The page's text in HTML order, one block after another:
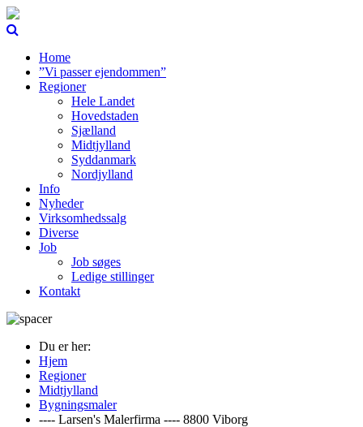
Home
”Vi passer ejendommen”
Regioner
Hele Landet
Hovedstaden
Sjælland
Midtjylland
Syddanmark
Nordjylland
Info
Nyheder
Virksomhedssalg
Diverse
Job
Job søges
Ledige stillinger
Kontakt
Du er her:
Hjem
Regioner
Midtjylland
Bygningsmaler
---- Larsen's Malerfirma ---- 8800 Viborg